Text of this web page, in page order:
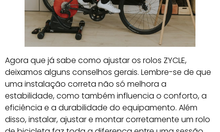
Agora que já sabe como ajustar os rolos ZYCLE,
deixamos alguns conselhos gerais. Lembre-se de que
uma instalação correta não só melhora a
estabilidade, como também influencia o conforto, a
eficiência e a durabilidade do equipamento. Além
disso, instalar, ajustar e montar corretamente um rolo